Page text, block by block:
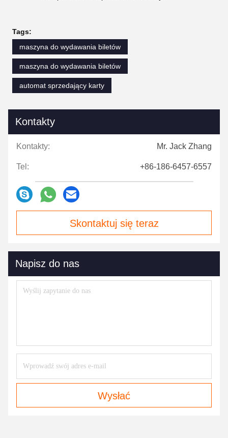
Tags:
maszyna do wydawania biletów
maszyna do wydawania biletów
automat sprzedający karty
Kontakty
Kontakty: Mr. Jack Zhang
Tel: +86-186-6457-6557
Skontaktuj się teraz
Napisz do nas
Wysłać